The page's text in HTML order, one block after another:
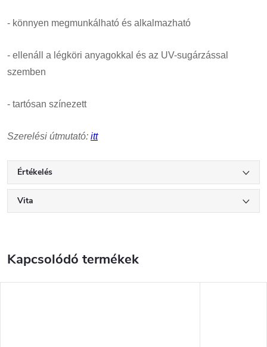
- könnyen megmunkálható és alkalmazható
- ellenáll a légköri anyagokkal és az UV-sugárzással
szemben
- tartósan színezett
Szerelési útmutató: itt
Értékelés
Vita
Kapcsolódó termékek